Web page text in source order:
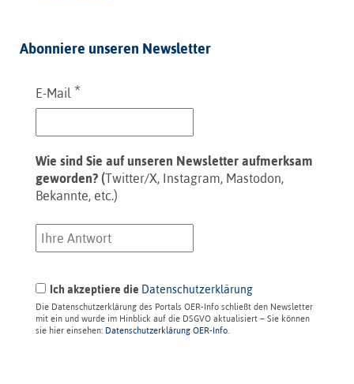
Abonniere unseren Newsletter
E-Mail *
Wie sind Sie auf unseren Newsletter aufmerksam
geworden? (Twitter/X, Instagram, Mastodon,
Bekannte, etc.)
Ich akzeptiere die Datenschutzerklärung
Die Datenschutzerklärung des Portals OER-Info schließt den Newsletter
mit ein und wurde im Hinblick auf die DSGVO aktualisiert – Sie können
sie hier einsehen: Datenschutzerklärung OER-Info